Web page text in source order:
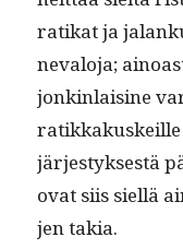
ratikat ja
neval­o­ja;
jonkin­lai­sine
järjestyk­ses­tä
ovat siis siel­lä
jen takia.